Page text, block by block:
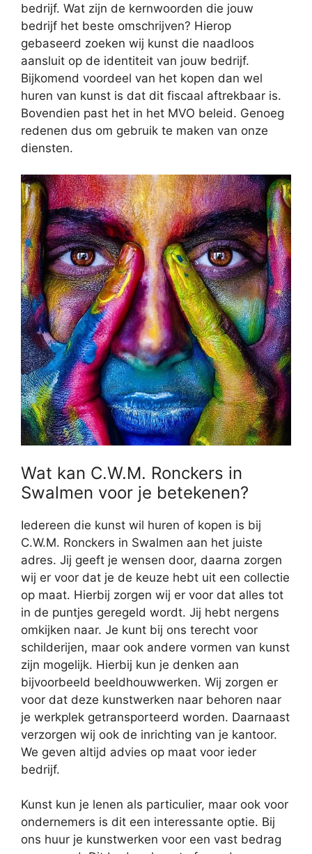
bedrijf. Wat zijn de kernwoorden die jouw
bedrijf het beste omschrijven? Hierop
gebaseerd zoeken wij kunst die naadloos
aansluit op de identiteit van jouw bedrijf.
Bijkomend voordeel van het kopen dan wel
huren van kunst is dat dit fiscaal aftrekbaar is.
Bovendien past het in het MVO beleid. Genoeg
redenen dus om gebruik te maken van onze
diensten.
Wat kan C.W.M. Ronckers in
Swalmen voor je betekenen?
Iedereen die kunst wil huren of kopen is bij
C.W.M. Ronckers in Swalmen aan het juiste
adres. Jij geeft je wensen door, daarna zorgen
wij er voor dat je de keuze hebt uit een collectie
op maat. Hierbij zorgen wij er voor dat alles tot
in de puntjes geregeld wordt. Jij hebt nergens
omkijken naar. Je kunt bij ons terecht voor
schilderijen, maar ook andere vormen van kunst
zijn mogelijk. Hierbij kun je denken aan
bijvoorbeeld beeldhouwwerken. Wij zorgen er
voor dat deze kunstwerken naar behoren naar
je werkplek getransporteerd worden. Daarnaast
verzorgen wij ook de inrichting van je kantoor.
We geven altijd advies op maat voor ieder
bedrijf.
Kunst kun je lenen als particulier, maar ook voor
ondernemers is dit een interessante optie. Bij
ons huur je kunstwerken voor een vast bedrag